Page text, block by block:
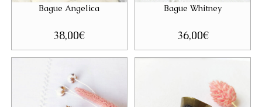
Bague Angelica
38,00€
Bague Whitney
36,00€